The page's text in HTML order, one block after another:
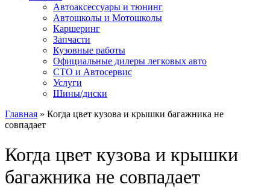
Автоакcессуары и тюнинг
Автошколы и Мотошколы
Каршеринг
Запчасти
Кузовные работы
Официальные дилеры легковых авто
СТО и Автосервис
Услуги
Шины/диски
Главная » Когда цвет кузова и крышки багажника не
совпадает
Когда цвет кузова и крышки
багажника не совпадает